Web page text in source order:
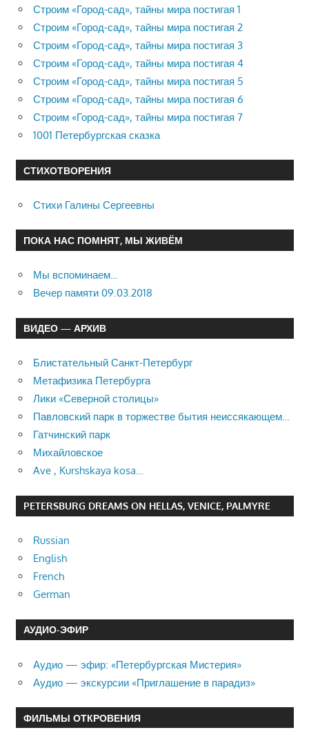
Строим «Город-сад», тайны мира постигая 1
Строим «Город-сад», тайны мира постигая 2
Строим «Город-сад», тайны мира постигая 3
Строим «Город-сад», тайны мира постигая 4
Строим «Город-сад», тайны мира постигая 5
Строим «Город-сад», тайны мира постигая 6
Строим «Город-сад», тайны мира постигая 7
1001 Петербургская сказка
СТИХОТВОРЕНИЯ
Стихи Галины Сергеевны
ПОКА НАС ПОМНЯТ, МЫ ЖИВЁМ
Мы вспоминаем…
Вечер памяти 09.03.2018
ВИДЕО — АРХИВ
Блистательный Санкт-Петербург
Метафизика Петербурга
Лики «Северной столицы»
Павловский парк в торжестве бытия неиссякающем…
Гатчинский парк
Михайловское
Ave , Kurshskaya kosa…
PETERSBURG DREAMS ON HELLAS, VENICE, PALMYRE
Russian
English
French
German
АУДИО-ЭФИР
Аудио — эфир: «Петербургская Мистерия»
Аудио — экскурсии «Приглашение в парадиз»
ФИЛЬМЫ ОТКРОВЕНИЯ